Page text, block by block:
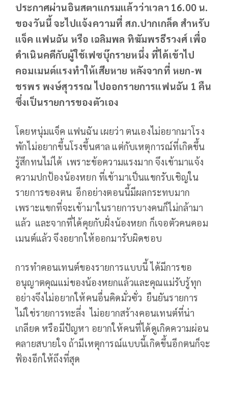
ประกาศผ่านอินสตาแกรมแล้วว่าเวลา 16.00 น.
ของวันนี้ จะไปแจ้งความที่ สภ.ปากเกล็ด สำหรับ
แจ็ค แฟนฉัน หรือ เฉลิมพล ทิฆัมพรธีรวงศ์ เพื่อ
ดำเนินคดีกับผู้ใช้เฟซบุ๊กรายหนึ่ง ที่ได้เข้าไป
คอมเมนต์แรงทำให้เสียหาย หลังจากที่ หยก-พ
ชรพร พงษ์สุวรรณ ไปออกรายการแฟนฉัน 1 คืน
ซึ่งเป็นรายการของตัวเอง
โดยหนุ่มแจ็ค แฟนฉัน เผยว่า ตนเองไม่อยากมาโรง
พักไม่อยากขึ้นโรงขึ้นศาล แต่กับเหตุการณ์ที่เกิดขึ้น
รู้สึกทนไม่ได้ เพราะข้อความแรงมาก จึงเข้ามาแจ้ง
ความปกป้องน้องหยก ที่เข้ามาเป็นแขกรับเชิญใน
รายการของตน อีกอย่างตอนนี้มีผลกระทบมาก
เพราะแขกที่จะเข้ามาในรายการบางคนก็ไม่กล้ามา
แล้ว และจากที่ได้คุยกับฝั่งน้องหยก ก็เจอตัวคนคอม
เมนต์แล้ว จึงอยากให้ออกมารับผิดชอบ
การทำคอนเทนต์ของรายการแบบนี้ ได้มีการขอ
อนุญาตคุณแม่ของน้องหยกแล้วและคุณแม่รับรู้ทุก
อย่างจึงไม่อยากให้คนอื่นคิดมั่วซั่ว ยืนยันรายการ
ไม่ใช่รายการทะลึ่ง ไม่อยากสร้างคอนเทนต์ที่น่า
เกลียด หรือมีปัญหา อยากให้คนที่ได้ดูเกิดความผ่อน
คลายสบายใจ ถ้ามีเหตุการณ์แบบนี้เกิดขึ้นอีกตนก็จะ
ฟ้องอีกให้ถึงที่สุด